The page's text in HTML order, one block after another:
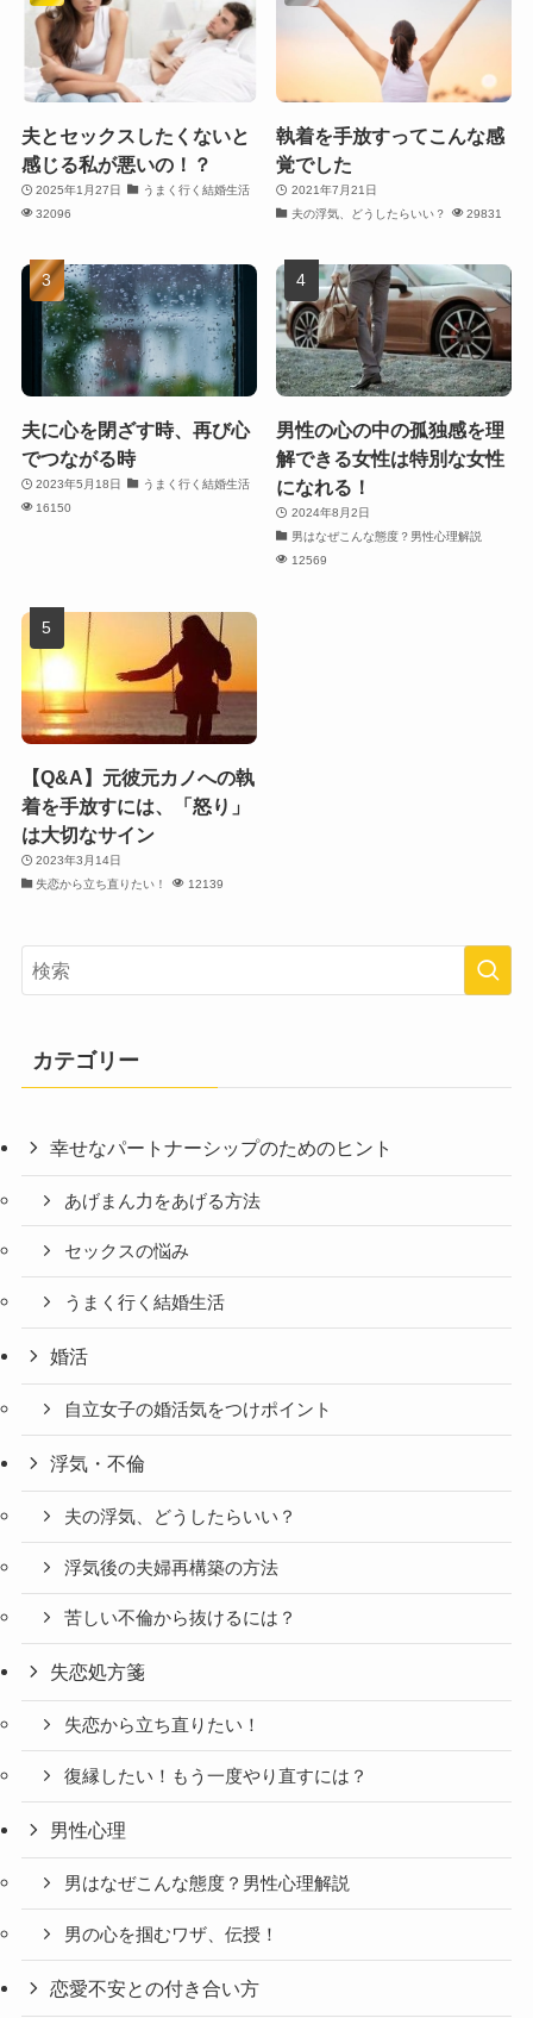
夫とセックスしたくないと
感じる私が悪いの！？
2025年1月27日
うまく行く結婚生活
32096
執着を手放すってこんな感
覚でした
2021年7月21日
夫の浮気、どうしたらいい？
29831
夫に心を閉ざす時、再び心
でつながる時
2023年5月18日
うまく行く結婚生活
16150
男性の心の中の孤独感を理
解できる女性は特別な女性
になれる！
2024年8月2日
男はなぜこんな態度？男性心理解説
12569
【Q&A】元彼元カノへの執
着を手放すには、「怒り」
は大切なサイン
2023年3月14日
失恋から立ち直りたい！
12139
カテゴリー
幸せなパートナーシップのためのヒント
あげまん力をあげる方法
セックスの悩み
うまく行く結婚生活
婚活
自立女子の婚活気をつけポイント
浮気・不倫
夫の浮気、どうしたらいい？
浮気後の夫婦再構築の方法
苦しい不倫から抜けるには？
失恋処方箋
失恋から立ち直りたい！
復縁したい！もう一度やり直すには？
男性心理
男はなぜこんな態度？男性心理解説
男の心を掴むワザ、伝授！
恋愛不安との付き合い方